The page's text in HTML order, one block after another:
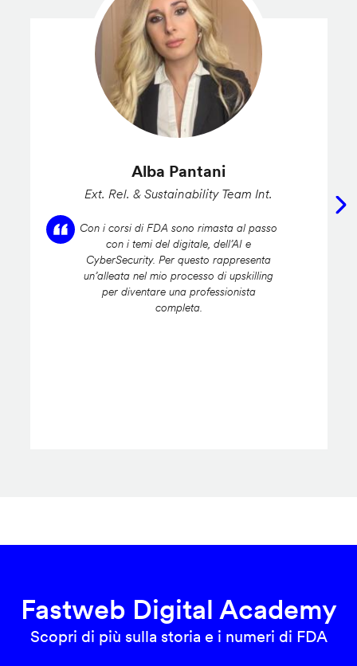
Alba Pantani
Ext. Rel. & Sustainability Team Int.
Con i corsi di FDA sono rimasta al passo
con i temi del digitale, dell’AI e
CyberSecurity. Per questo rappresenta
un’alleata nel mio processo di upskilling
per diventare una professionista
completa.
Fastweb Digital Academy
Scopri di più sulla storia e i numeri di FDA